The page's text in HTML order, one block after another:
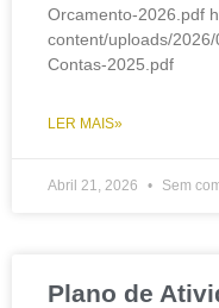
Orcamento-2026.pdf
content/uploads/
Contas-2025.pdf
LER MAIS»
Abril 21, 2026 Sem
Plano de